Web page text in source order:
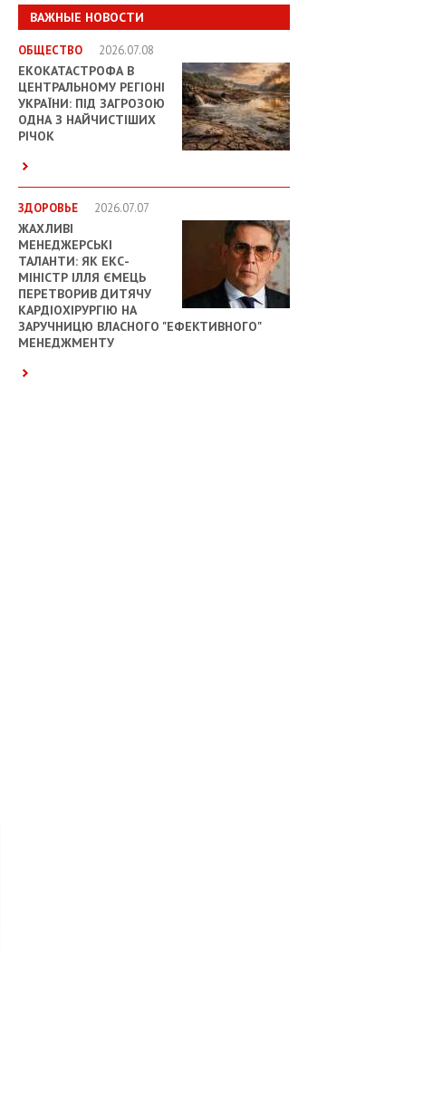
ВАЖНЫЕ НОВОСТИ
ОБЩЕСТВО 2026.07.08
ЕКОКАТАСТРОФА В
ЦЕНТРАЛЬНОМУ РЕГІОНІ
УКРАЇНИ: ПІД ЗАГРОЗОЮ
ОДНА З НАЙЧИСТІШИХ
РІЧОК
ЗДОРОВЬЕ 2026.07.07
ЖАХЛИВІ
МЕНЕДЖЕРСЬКІ
ТАЛАНТИ: ЯК ЕКС-
МІНІСТР ІЛЛЯ ЄМЕЦЬ
ПЕРЕТВОРИВ ДИТЯЧУ
КАРДІОХІРУРГІЮ НА
ЗАРУЧНИЦЮ ВЛАСНОГО "ЕФЕКТИВНОГО"
МЕНЕДЖМЕНТУ